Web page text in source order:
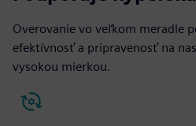
Overovanie vo veľkom meradle
efektívnosť a pripravenosť na
vysokou mierkou.